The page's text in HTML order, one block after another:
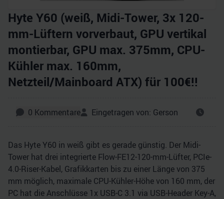
Hyte Y60 (weiß, Midi-Tower, 3x 120-
mm-Lüftern vorverbaut, GPU vertikal
montierbar, GPU max. 375mm, CPU-
Kühler max. 160mm,
Netzteil/Mainboard ATX) für 100€!!
0 Kommentare Eingetragen von: Gerson
Das Hyte Y60 in weiß gibt es gerade günstig. Der Midi-
Tower hat drei integrierte Flow-FE12-120-mm-Lüfter, PCIe-
4.0-Riser-Kabel, Grafikkarten bis zu einer Länge von 375
mm möglich, maximale CPU-Kühler-Höhe von 160 mm, der
PC hat die Anschlüsse 1x USB-C 3.1 via USB-Header Key-A,